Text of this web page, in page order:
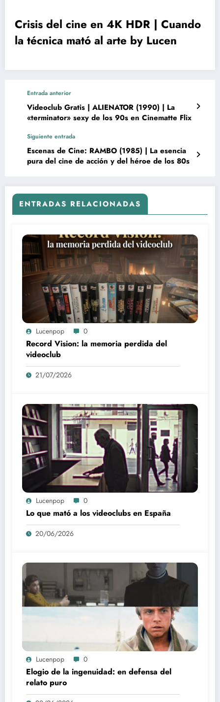
Crisis del cine en 4K HDR | Cuando
la técnica mató al arte by Lucen
Entrada anterior
Videoclub Gratis | ALIENATOR (1990) | La
«terminator» sexy de los 90s en Cinematte Flix
Siguiente entrada
Escenas de Cine: RAMBO (1985) | La esencia
pura del cine de acción y del héroe de los 80s
ENTRADAS RELACIONADAS
Lucenpop 0
Record Vision: la memoria perdida del
videoclub
21/07/2026
Lucenpop 0
Lo que mató a los videoclubs en España
20/06/2026
Lucenpop 0
Elogio de la ingenuidad: en defensa del
relato puro